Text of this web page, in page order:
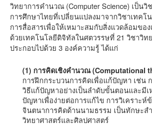
วิทยาการคำนวณ (Computer Science) เป็น
การศึกษาไทยที่เปลี่ยนแปลงมาจากวิชาเทคโ
การสื่อสารเพื่อให้เหมาะสมกับสิ่งแวดล้อมขอ
ด้วยเทคโนโลยีดิจิทัลในศตวรรษที่ 21 วิชาวิ
ประกอบไปด้วย 3 องค์ความรู้ ได้แก่
(1) การคิดเชิงคำนวณ (Computational
การฝึกกระบวนการคิดเพื่อแก้ปัญหา เช่น
วิธีแก้ปัญหาอย่างเป็นลำดับขั้นตอนและมีเ
ปัญหาเพื่อง่ายต่อการแก้ไข การวิเคราะห์
จินตนาการคิดด้านนามธรรม เป็นทักษะ
วิทยาศาสตร์และศิลปศาสตร์